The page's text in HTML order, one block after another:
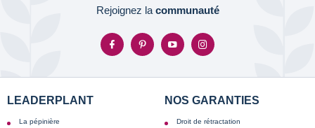
Rejoignez la communauté
LEADERPLANT
La pépinière
NOS GARANTIES
Droit de rétractation